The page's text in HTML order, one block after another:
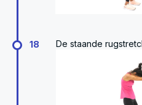
18 De staande